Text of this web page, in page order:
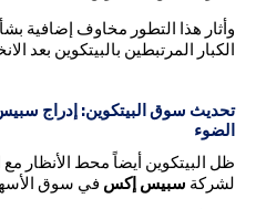
وأثار هذا التطور مخاوف إضافية
الكبار المرتبطين بالبيتكوين بعد
تحديث سوق البيتكوين: إدراج
الضوء
ظل البيتكوين أيضاً محط الأنظار
لشركة سبيس إكس في سوق